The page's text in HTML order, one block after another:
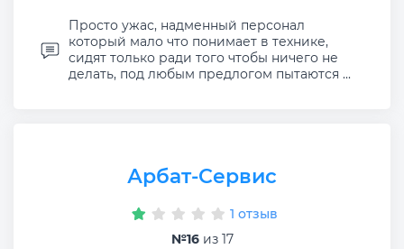
Просто ужас, надменный персонал
который мало что понимает в технике,
сидят только ради того чтобы ничего не
делать, под любым предлогом пытаются ...
Арбат-Сервис
1 отзыв
№16из 17